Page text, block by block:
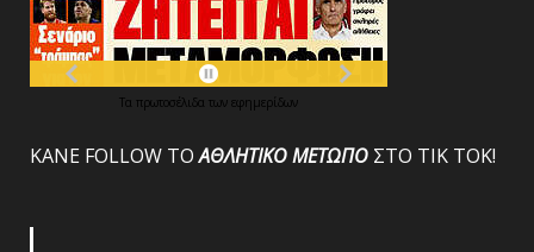
Τα πρωτοσέλιδα των εφημερίδων
ΚΑΝΕ FOLLOW ΤΟΑΘΛΗΤΙΚΟΜΕΤΩΠΟ ΣΤΟ ΤΙΚ ΤΟΚ!